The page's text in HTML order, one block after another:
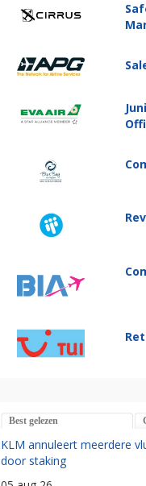
Best gelezen
KLM annuleert meerdere
door staking